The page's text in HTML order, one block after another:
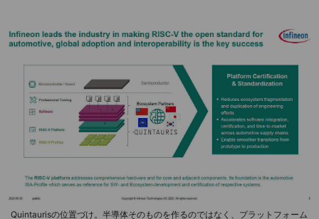
Quintaurisの位置づけ。半導体そのものを作るのではなく、プラットフォーム